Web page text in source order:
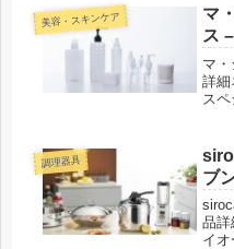
グ
ム
美容・スキンケア
マ
ス
マ
詳細
ス
調理器具
ブ
品詳
イオ